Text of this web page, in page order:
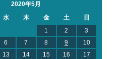
2020年5月
水 木 金 土
日
1
2
3
6 7 8 9
10
13 14 15 16
17